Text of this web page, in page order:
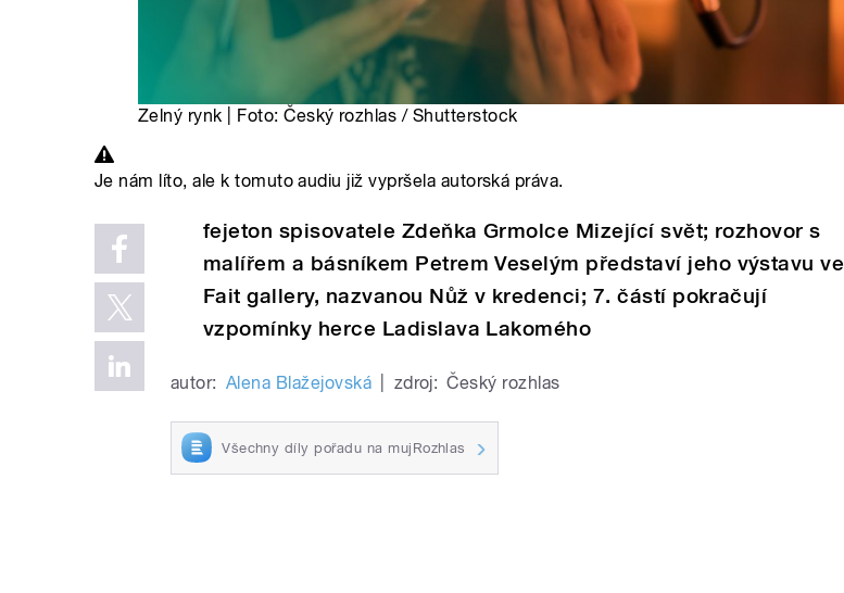
Zelný rynk | Foto: Český rozhlas / Shutterstock
Je nám líto, ale k tomuto audiu již vypršela autorská práva.
fejeton spisovatele Zdeňka Grmolce Mizející svět; rozhovor s
malířem a básníkem Petrem Veselým představí jeho výstavu ve
Fait gallery, nazvanou Nůž v kredenci; 7. částí pokračují
vzpomínky herce Ladislava Lakomého
autor: Alena Blažejovská zdroj: Český rozhlas
Všechny díly pořadu na mujRozhlas